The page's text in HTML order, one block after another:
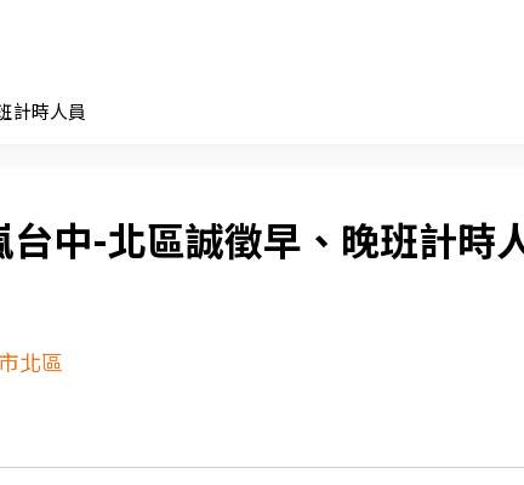
計時人員
台中-北區誠徵早、晚班計時
北區